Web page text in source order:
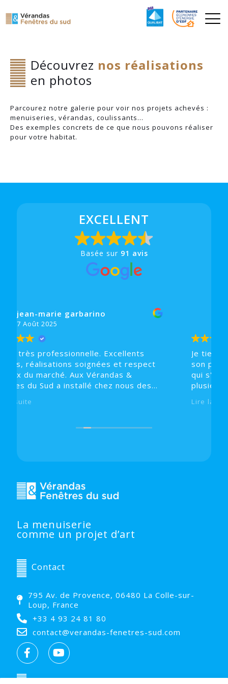
Découvrez nos réalisations
en photos
Parcourez notre galerie pour voir nos projets achevés :
menuiseries, vérandas, coulissants…
Des exemples concrets de ce que nous pouvons réaliser
pour votre habitat.
EXCELLENT
Basée sur 91 avis
Excellents
soignées et respect
Aux Vérandas &
chez nous des
montée
Dorothee
Je tiens à remercier le
son professionnalisme.
qui s'est mal passé, j'ai
plusieurs artisans pour
société AUX VERANDAS
chaussée.
La menuiserie
comme un projet d’art
Contact
795 Av. de Provence, 06480 La Colle-sur-
Loup, France
+33 4 93 24 81 80
contact@verandas-fenetres-sud.com
Nos produits